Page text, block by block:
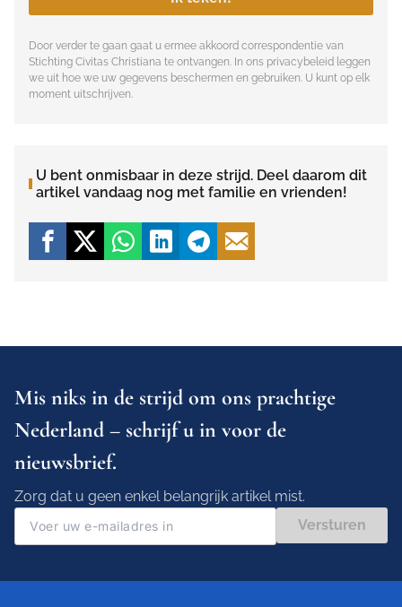
Door verder te gaan gaat u ermee akkoord correspondentie van
Stichting Civitas Christiana te ontvangen. In ons privacybeleid leggen
we uit hoe we uw gegevens beschermen en gebruiken. U kunt op elk
moment uitschrijven.
U bent onmisbaar in deze strijd. Deel daarom dit
artikel vandaag nog met familie en vrienden!
Mis niks in de strijd om ons prachtige
Nederland – schrijf u in voor de
nieuwsbrief.
Zorg dat u geen enkel belangrijk artikel mist.
Versturen